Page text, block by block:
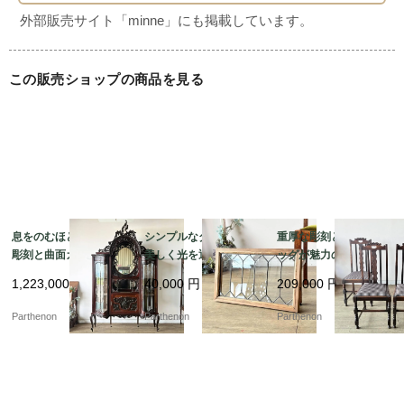
この販売ショップの商品を見る
息をのむほどの繊細な
彫刻と曲面ガラスが美
しいマホガニー製シフ
ォニア。華やかな存在
感を放つミラー付きキ
ャビネット【k182】
1,223,000円
Parthenon
シンプルなダイヤ柄が
美しく光を通すステン
ドグラス。施工や飾り
に便利な木製フレーム
付き。【51625-1】
40,000 円
Parthenon
重厚な彫刻とボビンレ
ッグが魅力のオーク製
ダイニングチェア4脚セ
ット。張り替え済みで
快適な座り心地。【c3
25】
209,000 円
Parthenon